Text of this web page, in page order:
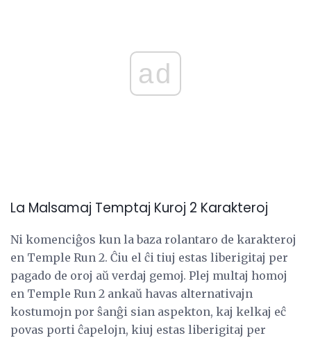
ad
La Malsamaj Temptaj Kuroj 2 Karakteroj
Ni komenciĝos kun la baza rolantaro de karakteroj
en Temple Run 2. Ĉiu el ĉi tiuj estas liberigitaj per
pagado de oroj aŭ verdaj gemoj. Plej multaj homoj
en Temple Run 2 ankaŭ havas alternativajn
kostumojn por ŝanĝi sian aspekton, kaj kelkaj eĉ
povas porti ĉapelojn, kiuj estas liberigitaj per